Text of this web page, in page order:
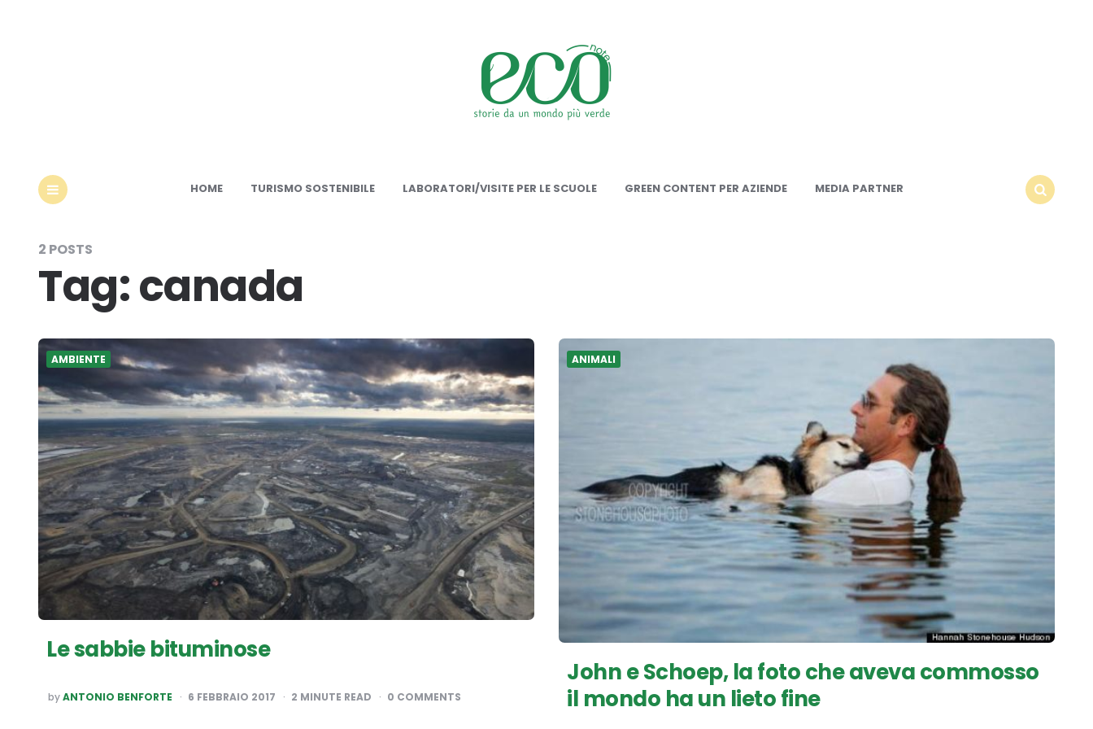
HOME TURISMO SOSTENIBILE LABORATORI/VISITE PER LE SCUOLE GREEN CONTENT PER AZIENDE
MEDIA PARTNER
2 POSTS
Tag:canada
AMBIENTE
Le sabbie bituminose
POSTED
BY
byANTONIO BENFORTE 6 FEBBRAIO 2017 2 MINUTE READ 0 COMMENTS
ANIMALI
John e Schoep, la foto che aveva commosso
il mondo ha un lieto fine